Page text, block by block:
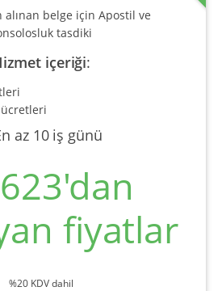
alınan belge için Apostil ve
tasdiki
içeriği:
az 10 iş günü
fiyatlar
%20 KDV dahil